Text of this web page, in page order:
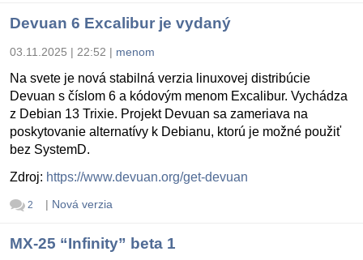
Devuan 6 Excalibur je vydaný
03.11.2025 | 22:52 | menom
Na svete je nová stabilná verzia linuxovej distribúcie
Devuan s číslom 6 a kódovým menom Excalibur. Vychádza
z Debian 13 Trixie. Projekt Devuan sa zameriava na
poskytovanie alternatívy k Debianu, ktorú je možné použiť
bez SystemD.
Zdroj: https://www.devuan.org/get-devuan
2 | Nová verzia
MX-25 “Infinity” beta 1